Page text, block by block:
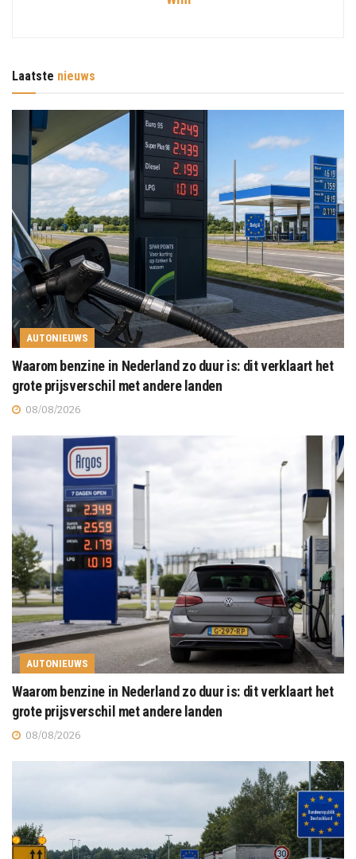
Laatste nieuws
AUTONIEUWS
Waarom benzine in Nederland zo duur is: dit verklaart het
grote prijsverschil met andere landen
08/08/2026
AUTONIEUWS
Waarom benzine in Nederland zo duur is: dit verklaart het
grote prijsverschil met andere landen
08/08/2026